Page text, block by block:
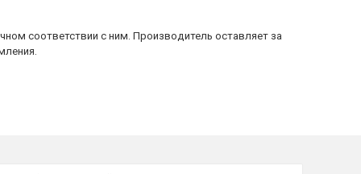
соответствии с ним. Производитель оставляет за